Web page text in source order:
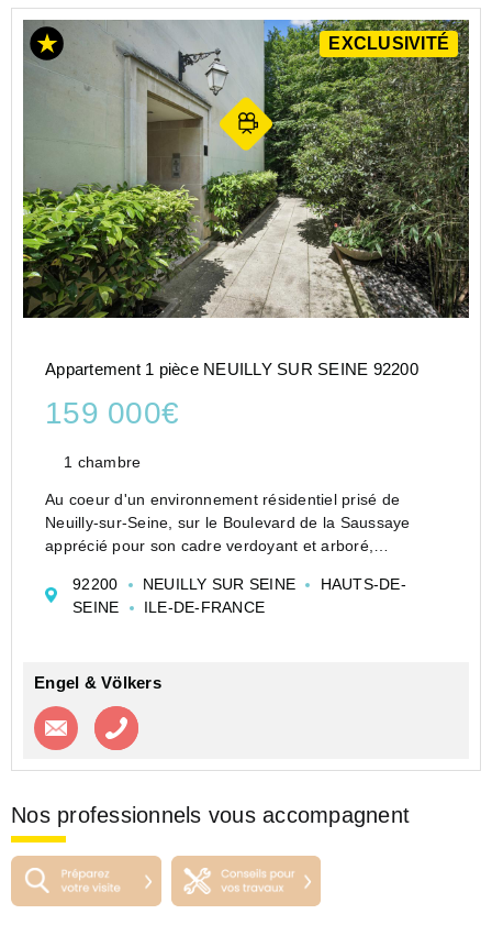
EXCLUSIVITÉ
Appartement 1 pièce NEUILLY SUR SEINE 92200
159 000€
1 chambre
Au coeur d'un environnement résidentiel prisé de
Neuilly-sur-Seine, sur le Boulevard de la Saussaye
apprécié pour son cadre verdoyant et arboré,
loi Carrez, situé au 1er étage avec ascenseur d'une
co...
92200 NEUILLY SUR SEINE
HAUTS-DE-
SEINE
ILE-DE-FRANCE
Engel & Völkers
Contacter l'agence
Nos professionnels vous accompagnent